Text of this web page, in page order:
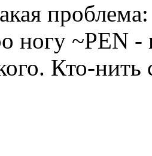
ногу ~PEN
Кто-